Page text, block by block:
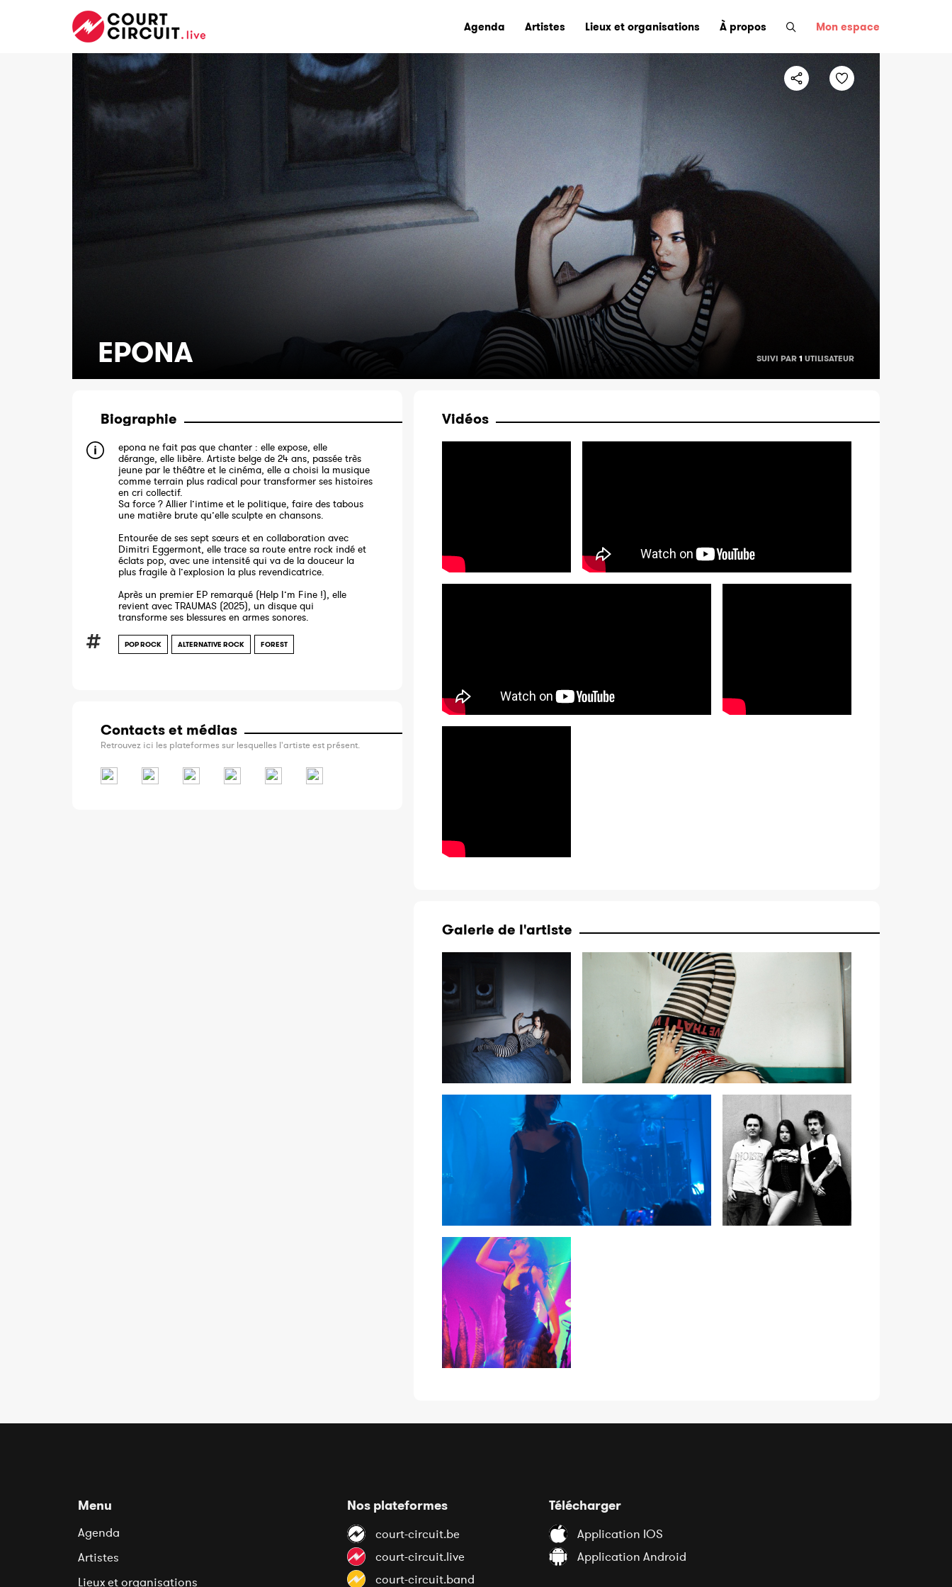
Agenda Artistes Lieux et organisations À propos Mon espace
EPONA SUIVI PAR 1 UTILISATEUR
Biographie
epona ne fait pas que chanter : elle expose, elle
dérange, elle libère. Artiste belge de 24 ans, passée très
jeune par le théâtre et le cinéma, elle a choisi la musique
comme terrain plus radical pour transformer ses histoires
en cri collectif.
Sa force ? Allier l’intime et le politique, faire des tabous
une matière brute qu’elle sculpte en chansons.
Entourée de ses sept sœurs et en collaboration avec
Dimitri Eggermont, elle trace sa route entre rock indé et
éclats pop, avec une intensité qui va de la douceur la
plus fragile à l’explosion la plus revendicatrice.
Après un premier EP remarqué (Help I’m Fine !), elle
revient avec TRAUMAS (2025), un disque qui
transforme ses blessures en armes sonores.
POP ROCK ALTERNATIVE ROCK FOREST
Contacts et médias
Retrouvez ici les plateformes sur lesquelles l'artiste est présent.
Vidéos
Galerie de l'artiste
Menu
Agenda
Artistes
Lieux et organisations
Nos plateformes
court-circuit.be
court-circuit.live
court-circuit.band
Télécharger
Application IOS
Application Android